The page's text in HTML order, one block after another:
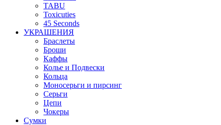
TABU
Toxicuties
45 Seconds
УКРАШЕНИЯ
Браслеты
Броши
Каффы
Колье и Подвески
Кольца
Моносерьги и пирсинг
Серьги
Цепи
Чокеры
Сумки